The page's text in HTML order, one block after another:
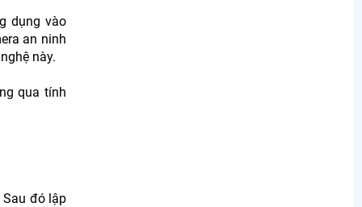
dụng vào
an ninh
này.
qua tính
đó lập